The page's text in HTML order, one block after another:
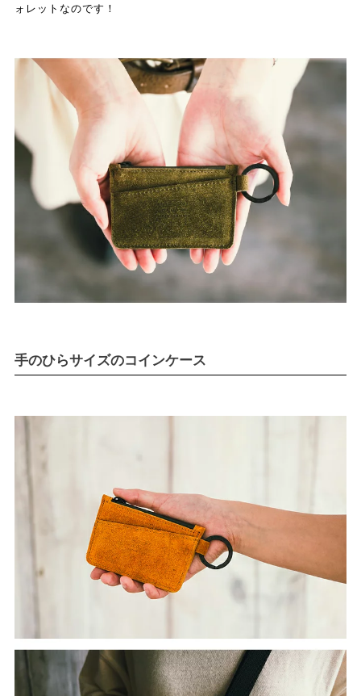
ォレットなのです！
手のひらサイズのコインケース